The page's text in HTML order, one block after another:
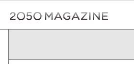
content